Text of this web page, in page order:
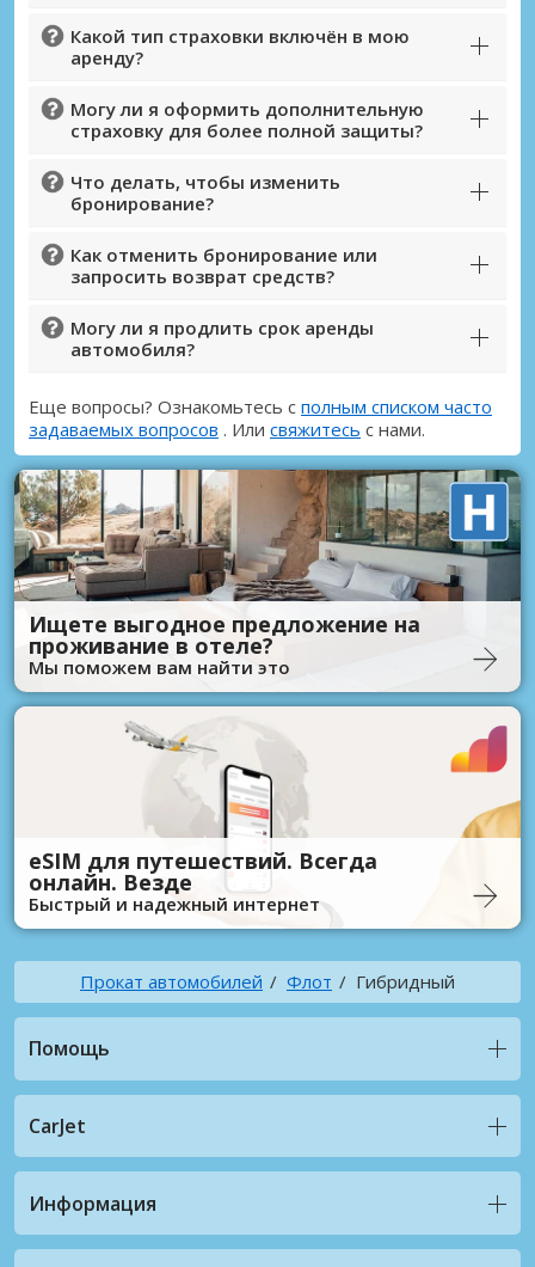
Какой тип страховки включён в мою
аренду?
Могу ли я оформить дополнительную
страховку для более полной защиты?
Что делать, чтобы изменить
бронирование?
Как отменить бронирование или
запросить возврат средств?
Могу ли я продлить срок аренды
автомобиля?
Еще вопросы? Ознакомьтесь с полным списком часто
задаваемых вопросов . Или свяжитесь с нами.
Ищете выгодное предложение на
проживание в отеле?
Мы поможем вам найти это
eSIM для путешествий. Всегда
онлайн. Везде
Быстрый и надежный интернет
Прокат автомобилей Флот Гибридный
Помощь
CarJet
Информация